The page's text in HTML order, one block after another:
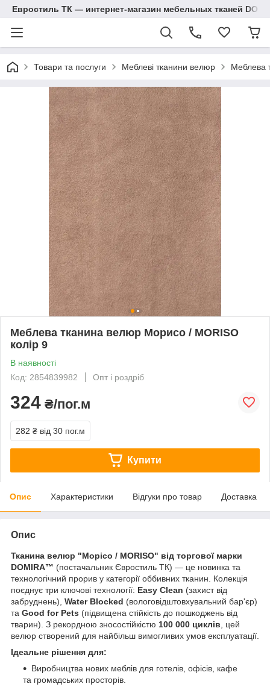
Евростиль ТК — интернет-магазин мебельных тканей
Товари та послуги Меблеві тканини велюр Меблева
Меблева тканина велюр Морисо / MORISO
колір 9
В наявності
Код: 2854839982
Опт і роздріб
324 ₴/пог.м
282 ₴ від 30 пог.м
Купити
Опис Характеристики Відгуки про товар Доставка
Опис
Тканина велюр "Морісо / MORISO" від торгової марки
DOMIRA™ (постачальник Євростиль ТК) — це новинка та
технологічний прорив у категорії оббивних тканин. Колекція
поєднує три ключові технології: Easy Clean (захист від
забруднень), Water Blocked (вологовідштовхувальний бар'єр)
та Good for Pets (підвищена стійкість до пошкоджень від
тварин). З рекордною зносостійкістю 100 000 циклів , цей
велюр створений для найбільш вимогливих умов експлуатації.
Ідеальне рішення для:
Виробництва нових меблів для готелів, офісів, кафе
та громадських просторів.